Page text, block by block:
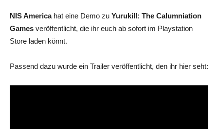
NIS Americahat eine Demo zu Yurukill: The Calumniation
Games veröffentlicht, die ihr euch ab sofort im Playstation
Store laden könnt.
Passend dazu wurde ein Trailer veröffentlicht, den ihr hier seht: